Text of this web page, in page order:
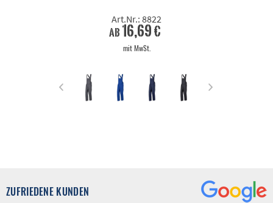
Art.Nr.: 8822
ab 16,69 €
mit MwSt.
ZUFRIEDENE KUNDEN